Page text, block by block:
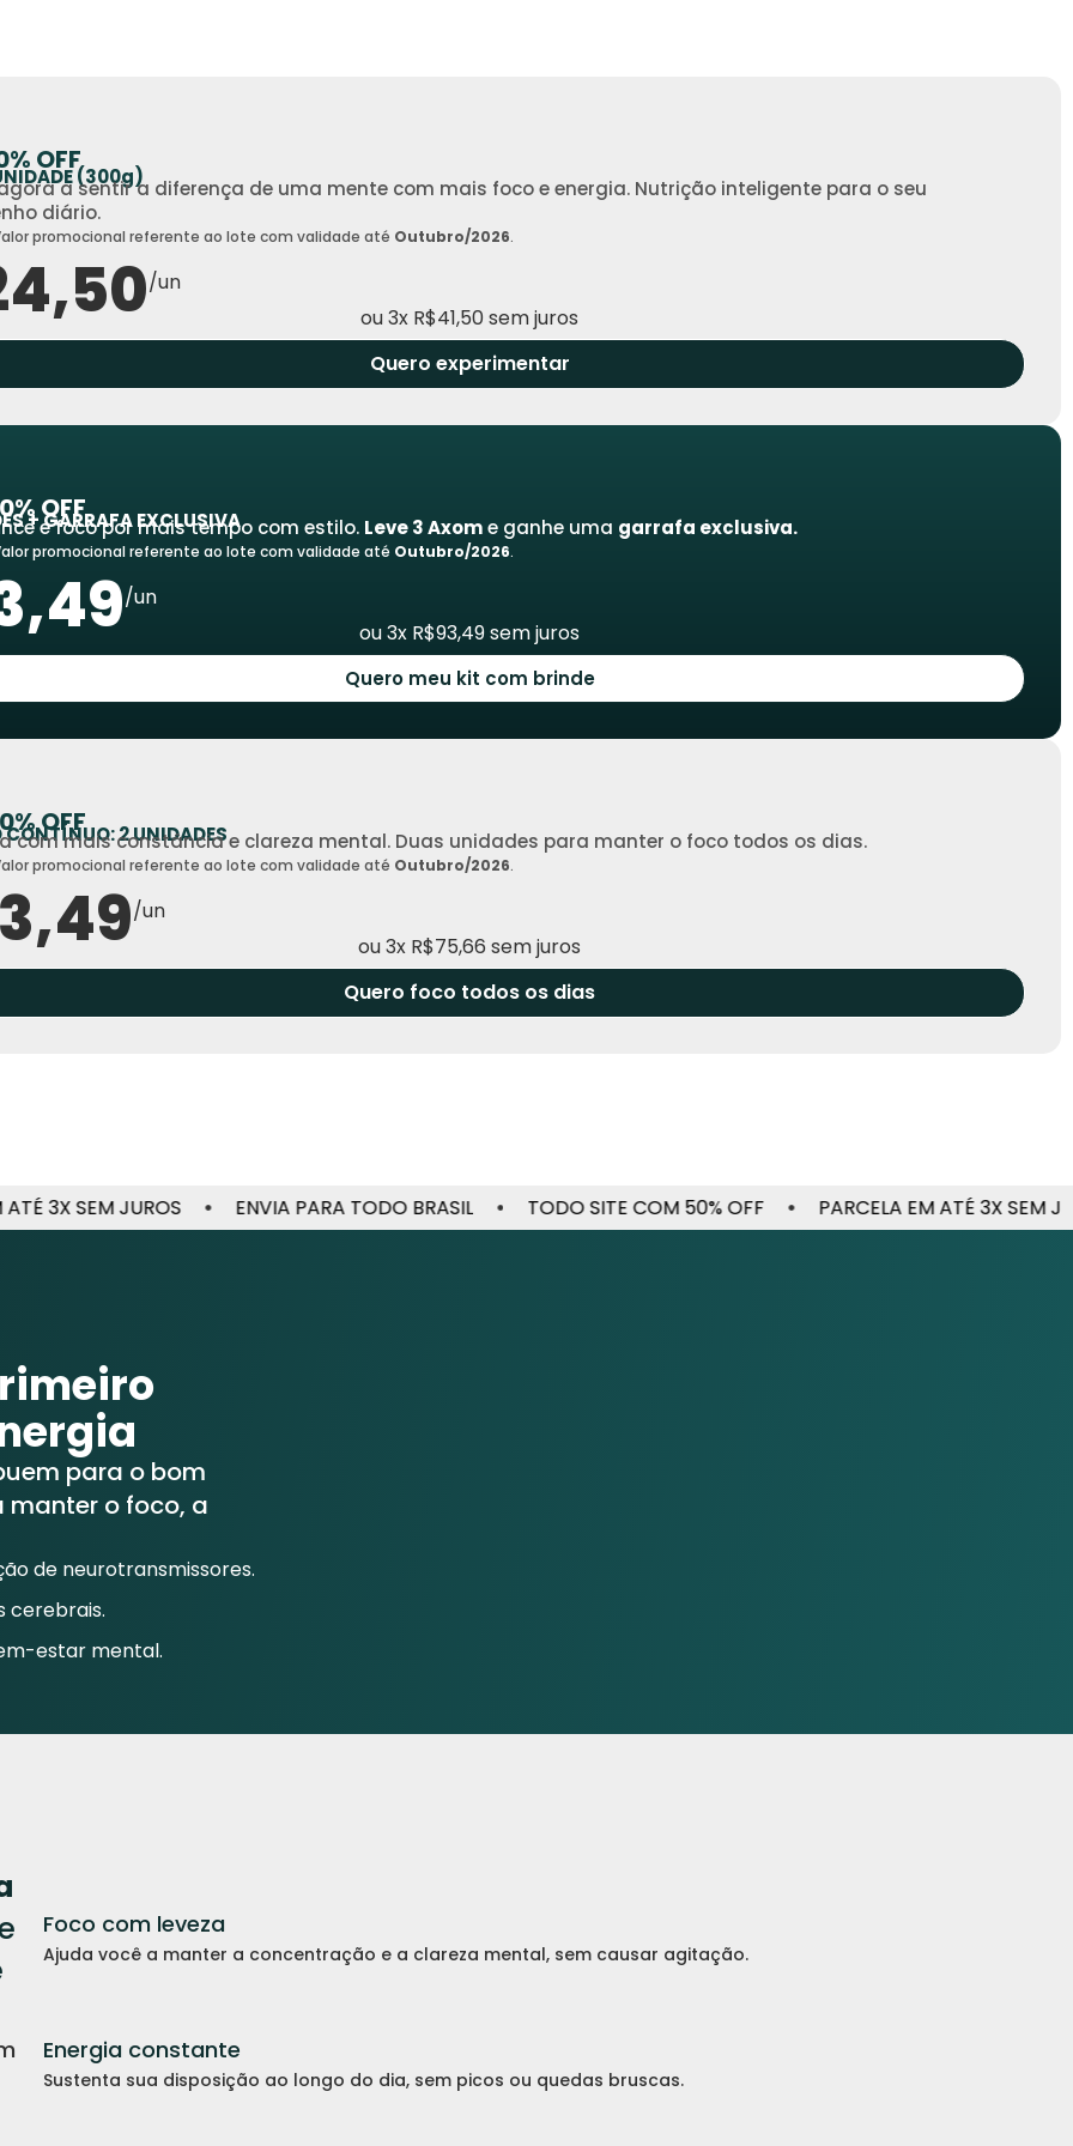
OFF
(300g)
a sentir a diferença de uma mente com mais foco e energia. Nutrição inteligente para o seu
diário.
promocional referente ao lote com validade até Outubro/2026.
/un
ou 3x R$41,50 sem juros
Quero experimentar
OFF
+ GARRAFA EXCLUSIVA
e foco por mais tempo com estilo. Leve 3 Axome ganhe uma garrafa exclusiva.
promocional referente ao lote com validade até Outubro/2026.
/un
ou 3x R$93,49 sem juros
Quero meu kit com brinde
OFF
CONTÍNUO: 2 UNIDADES
com mais constância e clareza mental. Duas unidades para manter o foco todos os dias.
promocional referente ao lote com validade até Outubro/2026.
/un
ou 3x R$75,66 sem juros
Quero foco todos os dias
JUROS ENVIA PARA TODO BRASIL TODO SITE COM 50% OFF PARCELA EM ATÉ 3X SEM JUROS
para o bom
o foco, a
de neurotransmissores.
cerebrais.
estar mental.
Foco com leveza
Ajuda você a manter a concentração e a clareza mental, sem causar agitação.
Energia constante
Sustenta sua disposição ao longo do dia, sem picos ou quedas bruscas.